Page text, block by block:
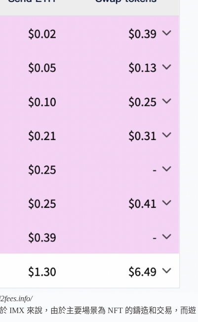
IMX 來說，由於主要場景為 NFT 的鑄造和交易，而遊